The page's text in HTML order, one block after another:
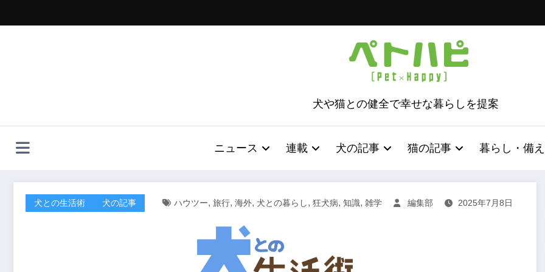
ッ
犬や猫との健全で幸せな暮らしを提案
ニュース 連載 犬の記事 猫の記事 暮らし・備え
犬との生活術 犬の記事 ハウツー, 旅行, 海外, 犬との暮らし, 狂犬病, 知識, 雑学 編集部 2025年7月8日